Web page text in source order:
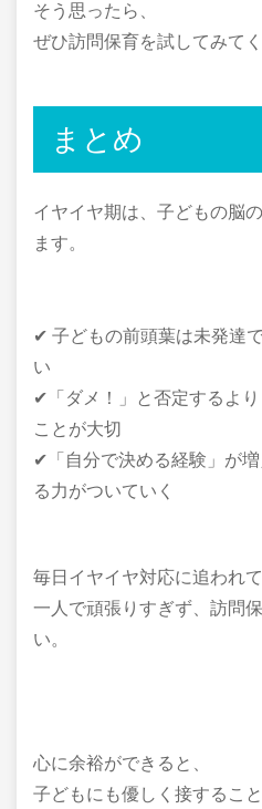
そう思ったら、
ぜひ訪問保育を試してみてく
まとめ
イヤイヤ期は、子どもの脳
ます。
✔ 子どもの前頭葉は未発達
い
✔「ダメ！」と否定するよ
ことが大切
✔「自分で決める経験」が
る力がついていく
毎日イヤイヤ対応に追われ
一人で頑張りすぎず、訪問
い。
心に余裕ができると、
子どもにも優しく接するこ